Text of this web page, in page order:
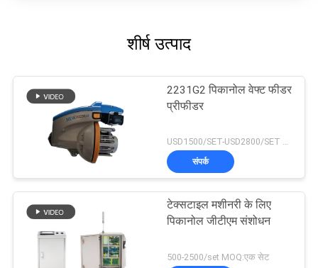
शीर्ष उत्पाद
2231G2 पिकानोल वेफ्ट फीडर
प्रीफीडर
USD1500/SET-USD2800/SET MOQ:एक सेट
संपर्क
टेक्सटाइल मशीनरी के लिए
पिकानोल जीटीएम संशोधन
500-2500/set MOQ:एक सेट